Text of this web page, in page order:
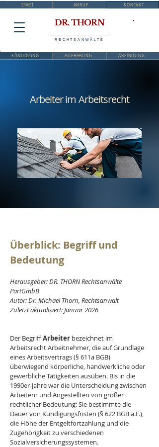
START ANRUF KONTAKT
DR. THORN
RECHTSANWÄLTE
KÜNDIGUNG AUFHEBUNG ABFINDUNG
Arbeiter im Arbeitsrecht
Überblick: Begriff und
Bedeutung
Herausgeber: DR. THORN Rechtsanwälte
PartGmbB
Autor: Dr. Michael Thorn, Rechtsanwalt
Zuletzt aktualisiert: Januar 2026
Der Begriff Arbeiter bezeichnet im
Arbeitsrecht Arbeitnehmer, die auf Grundlage
eines Arbeitsvertrags (§ 611a BGB)
überwiegend körperliche, handwerkliche oder
gewerbliche Tätigkeiten ausüben. Bis in die
1990er-Jahre war die Unterscheidung zwischen
Arbeitern und Angestellten von großer
rechtlicher Bedeutung: Sie bestimmte die
Dauer von Kündigungsfristen (§ 622 BGB a.F.),
die Höhe der Entgeltfortzahlung und die
Zugehörigkeit zu verschiedenen
Sozialversicherungssystemen.